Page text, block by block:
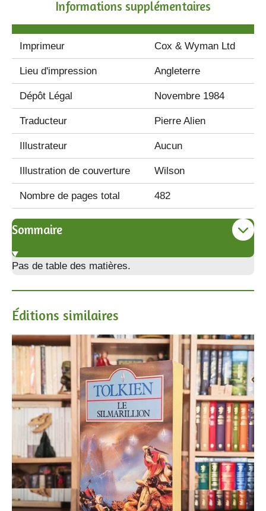
Informations supplémentaires
Imprimeur Cox & Wyman Ltd
Lieu d'impression Angleterre
Dépôt Légal Novembre 1984
Traducteur Pierre Alien
Illustrateur Aucun
Illustration de couverture Wilson
Nombre de pages total 482
Sommaire
Pas de table des matières.
Éditions similaires